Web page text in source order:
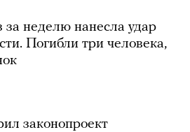
за неделю нанесла удар
Погибли три человека,
законопроект